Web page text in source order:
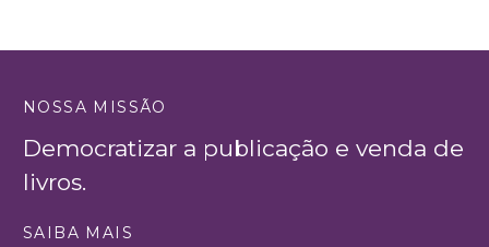
NOSSA MISSÃO
Democratizar a publicação e venda de
livros.
SAIBA MAIS